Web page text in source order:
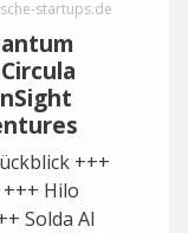
startups.de
+++
Hilo
Solda AI